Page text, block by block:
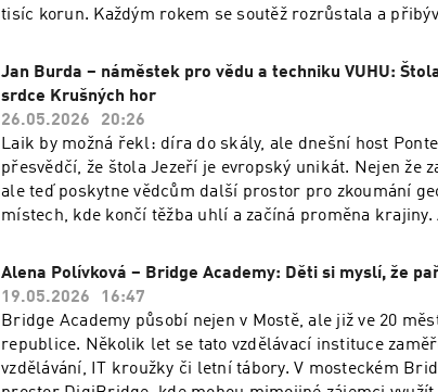
https://youtu.be/ik_dh6TnTpc?si=zl-qytUx4-u34Rh6
tisíc korun. Každým rokem se soutěž rozrůstala a
chlapi, ale i dámy s obrovskými svaly mají stejně
ročník Pohárovky bude dvoudenní. Bude se konat 6. - 7.
Benediktu, závodit se bude v šesti silových sportech a
bohatý doprovodný program. Letos se pomáhá malým
a pomoct můžete i vy. Jak konkrétně a co přesně
dozvíte v dnešním rozhovoru v Ponte reports.
Jan Burda – náměstek pro vědu a techniku VUHU:
srdce Krušných hor
26.05.2026
20:26
Laik by možná řekl: díra do skály, ale dnešní host
přesvědčí, že štola Jezeří je evropský unikát. Nejen že
ale teď poskytne vědcům další prostor pro zkoumání
místech, kde končí těžba uhlí a začíná proměna krajiny.
Alena Polívková – Bridge Academy: Děti si myslí, že
19.05.2026
16:47
Bridge Academy působí nejen v Mostě, ale již ve 20
republice. Několik let se tato vzdělávací instituce
vzdělávání, IT kroužky či letní tábory. V mosteckém